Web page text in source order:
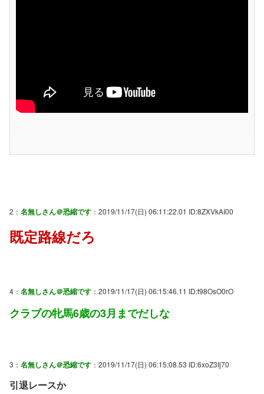
2： 名無しさん＠恐縮です ：2019/11/17(日) 06:11:22.01 ID:8ZXVkAI00
既定路線だろ
4： 名無しさん＠恐縮です ：2019/11/17(日) 06:15:46.11 ID:t98OsO0rO
クラブの牝馬6歳の3月までだしな
3： 名無しさん＠恐縮です ：2019/11/17(日) 06:15:08.53 ID:6xoZ3Ij70
引退レースか